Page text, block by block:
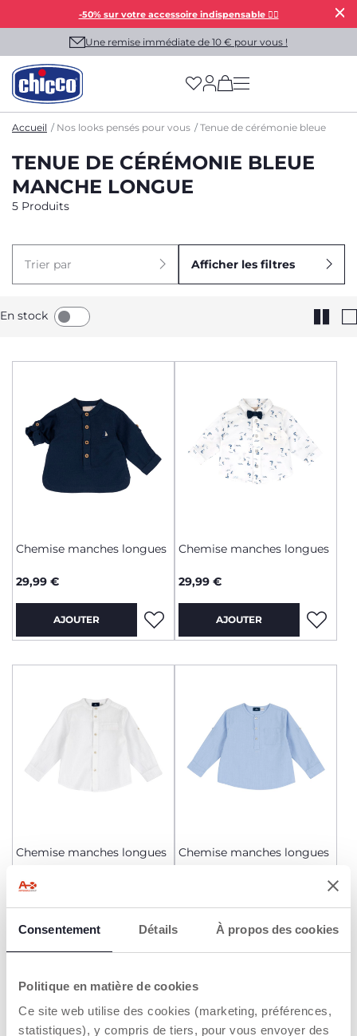
Consentement Détails À propos des cookies
Politique en matière de cookies
Ce site web utilise des cookies (marketing, préférences,
statistiques), y compris de tiers, pour vous envoyer des
-50% sur votre accessoire indispensable 👯‍♀️
Une remise immédiate de 10 € pour vous !
(has more options
Accueil Nos looks pensés pour vous Tenue de cérémonie bleue
TENUE DE CÉRÉMONIE BLEUE
MANCHE LONGUE
5 Produits
Trier par Afficher les filtres
En stock
Chemise manches longues
29,99 €
AJOUTER
Chemise manches longues
29,99 €
AJOUTER
Chemise manches longues
Dès 29,99 €
AJOUTER
Chemise manches longues
AJOUTER
ÉPUISÉ